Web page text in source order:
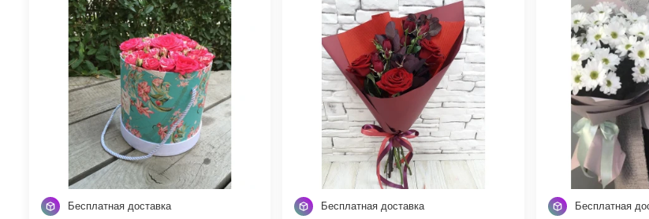
Бесплатная доставка Бесплатная доставка Бесплатная